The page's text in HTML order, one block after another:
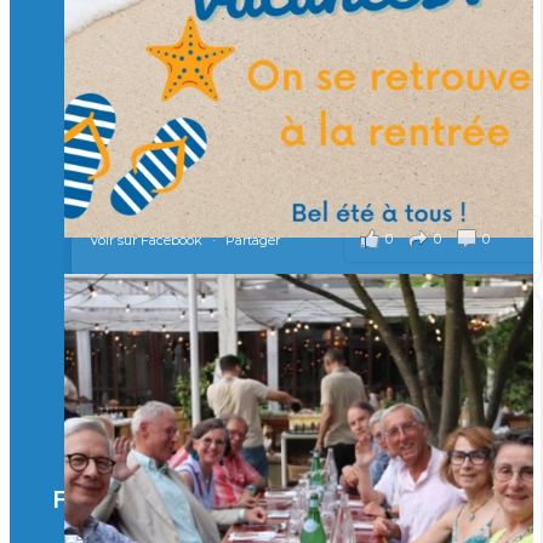
Merci à tous !
🎯 Taxe d’apprentissage 2026 : avec l'Isep, investissez pour
un numérique au service de l'humain !
À l’Isep, nous formons des ingénieurs, des bachelors, des
Mastères Spécialisés, qui allient excellence technologique et
valeurs humaines, au cœur de notre pro
...Voir plus
il y a 2 mois
0 0 0
Voir sur Facebook · Partager
🚀Afterwork à Genève 🚀
🥳 Le 22 avril dernier, 14 Alumni vivant / travaillant
en Suisse ont partagé un moment convivial de
retrouvailles et d'échanges !
Merci à tous pour votre présence et à Alexandre
CHEA pour l'organisation !
il y a 3 mois
Facebook